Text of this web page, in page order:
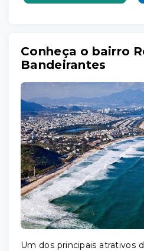
Conheça o bairro
Bandeirantes
Um dos principais atrativos